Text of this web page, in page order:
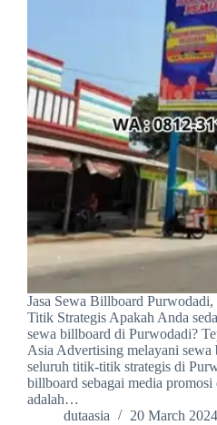
Jasa Sewa Billboard Purwodadi,
Titik Strategis Apakah Anda
sewa billboard di Purwodadi?
Asia Advertising melayani
seluruh titik-titik strategis di
billboard sebagai media
adalah…
dutaasia
20 March 2024